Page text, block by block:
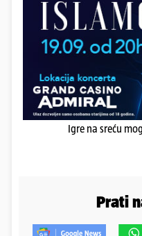
Igre na sreću
Prati